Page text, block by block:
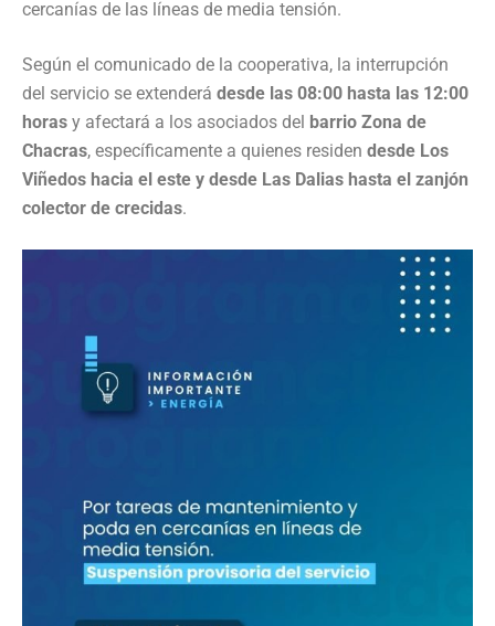
cercanías de las líneas de media tensión.
Según el comunicado de la cooperativa, la interrupción
del servicio se extenderá desde las 08:00 hasta las 12:00
horas y afectará a los asociados del barrio Zona de
Chacras, específicamente a quienes residen desde Los
Viñedos hacia el este y desde Las Dalias hasta el zanjón
colector de crecidas.